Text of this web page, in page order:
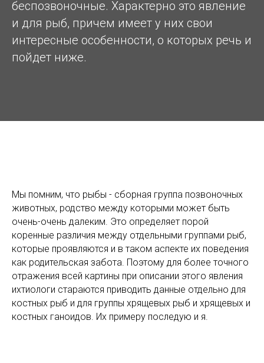
беспозвоночные. Характерно это явление
и для рыб, причем имеет у них свои
интересные особенности, о которых речь и
пойдет ниже.
Мы помним, что рыбы - сборная группа позвоночных
животных, родство между которыми может быть
очень-очень далеким. Это определяет порой
коренные различия между отдельными группами рыб,
которые проявляются и в таком аспекте их поведения
как родительская забота. Поэтому для более точного
отражения всей картины при описании этого явления
ихтиологи стараются приводить данные отдельно для
костных рыб и для группы хрящевых рыб и хрящевых и
костных ганоидов. Их примеру последую и я.